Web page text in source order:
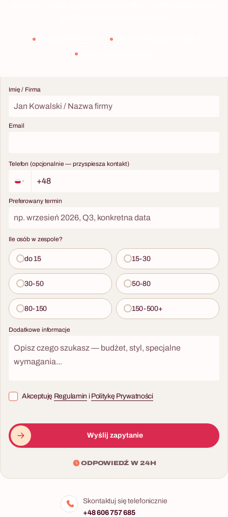
999+ zrealizowanych eventów
Zespoły od 10 osób do 500+
Imię / Firma
Email
Telefon (opcjonalnie — przyspiesza kontakt)
Preferowany termin
Ile osób w zespole?
do 15 15-30
30-50 50-80
80-150 150-500+
Dodatkowe informacje
Akceptuję Regulamin i Politykę Prywatności
Wyślij zapytanie
ODPOWIEDŹ W 24H
Skontaktuj się telefonicznie
+48 606 757 685